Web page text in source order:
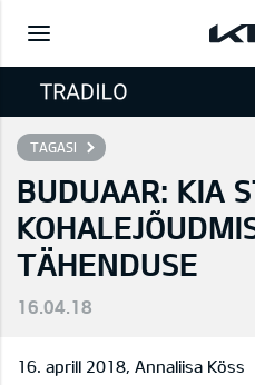
TAGASI
BUDUAAR: KIA
TÄHENDUSE
16.04.18
16. aprill 2018, Annaliisa Köss